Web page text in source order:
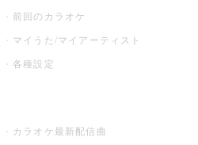
前回のカラオケ
マイうた/マイアーティスト
各種設定
カラオケ最新配信曲